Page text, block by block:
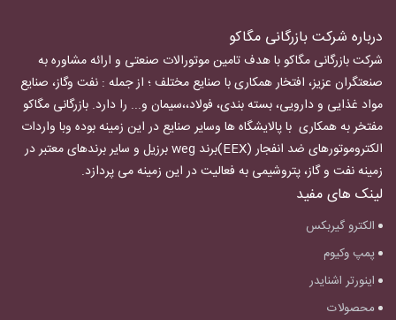
درباره شرکت بازرگانی مگاکو
شرکت بازرگانی مگاکو با هدف تامین موتورالات صنعتی و ارائه مشاوره به
صنعتگران عزیز، افتخار همکاری با صنایع مختلف ؛ از جمله : نفت وگاز، صنایع
مواد غذایی و دارویی، بسته بندی، فولاد،،سیمان و... را دارد. بازرگانی مگاکو
مفتخر به همکاری با پالایشگاه ها وسایر صنایع در این زمینه بوده وبا واردات
الکتروموتورهای ضد انفجار
(EEX)برند weg برزیل و سایر برندهای معتبر در
زمینه نفت و گاز، پتروشیمی به فعالیت در این زمینه می پردازد.
لینک های مفید
الکترو گیربکس
پمپ وکیوم
اینورتر اشنایدر
محصولات